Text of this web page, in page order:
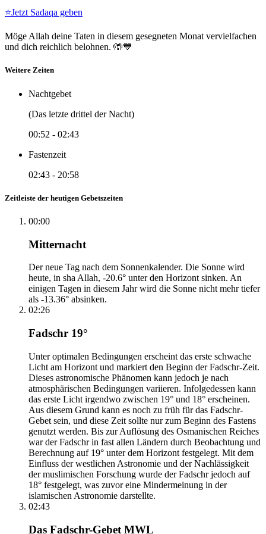
⭐Jetzt Sadaqa geben
Möge Allah deine Taten in diesem gesegneten Monat vervielfachen
und dich reichlich belohnen. 🤲💙
Weitere Zeiten
Nachtgebet
(Das letzte drittel der Nacht)
00:52 - 02:43
Fastenzeit
02:43 - 20:58
Zeitleiste der heutigen Gebetszeiten
00:00
Mitternacht
Der neue Tag nach dem Sonnenkalender. Die Sonne wird
heute, in sha Allah, -20.6° unter den Horizont sinken. An
einigen Tagen in diesem Jahr wird die Sonne nicht mehr tiefer
als -13.36° absinken.
02:26
Fadschr 19°
Unter optimalen Bedingungen erscheint das erste schwache
Licht am Horizont und markiert den Beginn der Fadschr-Zeit.
Dieses astronomische Phänomen kann jedoch je nach
atmosphärischen Bedingungen variieren. Infolgedessen kann
das erste Licht irgendwo zwischen 19° und 18° erscheinen.
Aus diesem Grund kann es noch zu früh für das Fadschr-
Gebet sein, und diese Zeit sollte nur zum Beginn des Fastens
genutzt werden. Bis zur Auflösung des Osmanischen Reiches
war der Fadschr in fast allen Ländern durch Beobachtung und
Berechnung auf 19° unter dem Horizont festgelegt. Mit dem
Einfluss der westlichen Astronomie und der Nachlässigkeit
der muslimischen Forschung wurde der Fadschr jedoch auf
18° festgelegt, was zuvor eine Mindermeinung in der
islamischen Astronomie darstellte.
02:43
Das Fadschr-Gebet MWL